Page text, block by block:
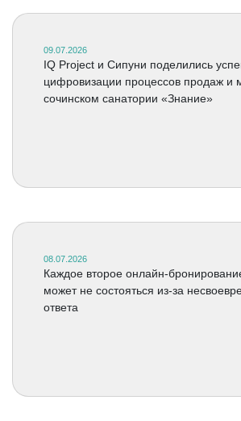
09.07.2026
IQ Project и Сипуни поделились
цифровизации процессов продаж и
сочинском санатории «Знание»
08.07.2026
Каждое второе онлайн-
может не состояться из-за
ответа